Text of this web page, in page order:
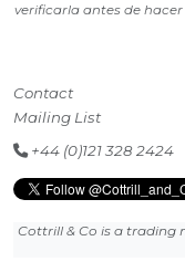
verificarla antes de
Contact
Mailing List
+44 (0)121 328 2424
Cottrill & Co is a trading